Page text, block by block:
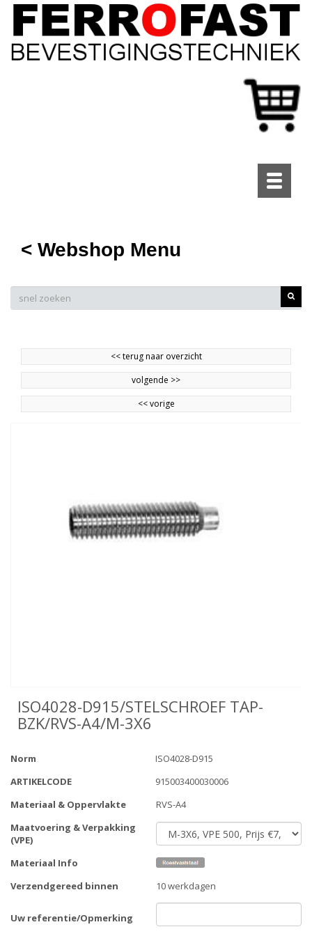
Toggle
< Webshop Menu
<<terug naar overzicht
volgende >>
<<vorige
ISO4028-D915/STELSCHROEF TAP-
BZK/RVS-A4/M-3X6
Norm
ISO4028-D915
ARTIKELCODE
915003400030006
Materiaal & Oppervlakte
RVS-A4
Maatvoering & Verpakking
(VPE)
Materiaal Info
Verzendgereed binnen
10 werkdagen
Uw referentie/Opmerking